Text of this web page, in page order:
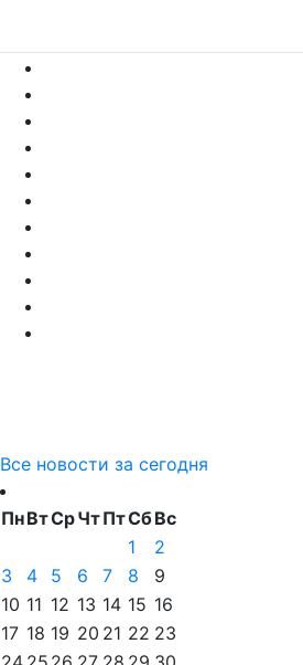
Все новости за сегодня
ПнВтСрЧтПтСбВс
1
2
3
4 5 6 7 8
9
10 11 12 13 14 15 16
17 18 19 20 21 22 23